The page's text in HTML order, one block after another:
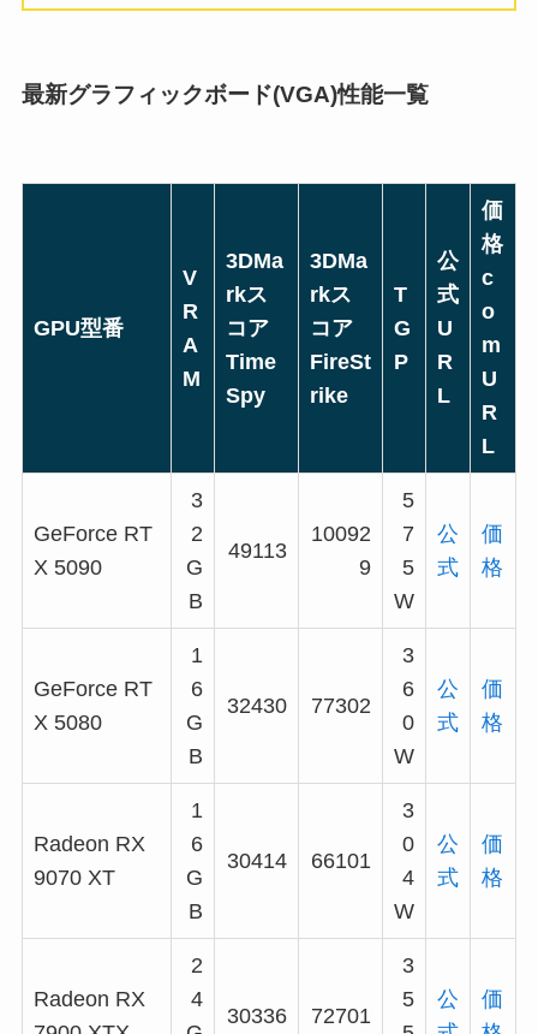
最新グラフィックボード(VGA)性能一覧
GPU型番
V
R
A
M
3DMa
rkス
コア
Time
Spy
3DMa
rkス
コア
FireSt
rike
T
G
P
公
式
U
R
L
価
格
c
o
m
U
R
L
GeForce RT
X 5090
3
2
G
B
49113
10092
9
5
7
5
W
公
式
価
格
GeForce RT
X 5080
1
6
G
B
32430 77302
3
6
0
W
公
式
価
格
Radeon RX
9070 XT
1
6
G
B
30414 66101
3
0
4
W
公
式
価
格
Radeon RX
2
4
30336 72701
3
5
公
価